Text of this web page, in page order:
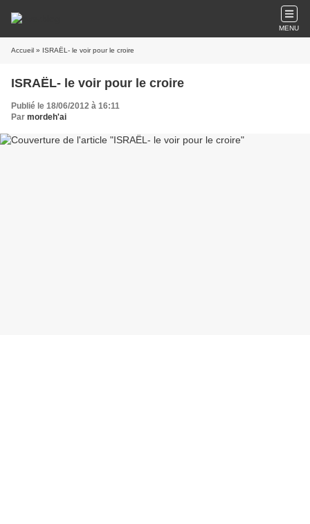
MENU
Accueil » ISRAËL- le voir pour le croire
ISRAËL- le voir pour le croire
Publié le 18/06/2012 à 16:11
Par mordeh'ai